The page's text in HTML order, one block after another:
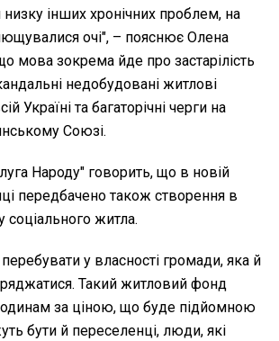
низку інших хронічних проблем, на
очі", – пояснює Олена
мова зокрема йде про застарілість
недобудовані житлові
Україні та багаторічні черги на
Союзі.
Народу" говорить, що в новій
передбачено також створення в
соціального житла.
у власності громади, яка й
Такий житловий фонд
за ціною, що буде підйомною
бути й переселенці, люди, які